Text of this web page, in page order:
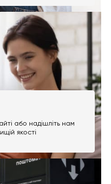
або надішліть нам
якості